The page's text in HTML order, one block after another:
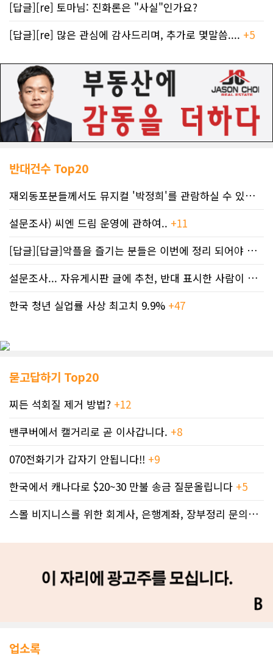
[답글][re] 토마님: 진화론은 "사실"인가요?
[답글][re] 많은 관심에 감사드리며, 추가로 몇말씀.... +5
반대건수 Top20
재외동포분들께서도 뮤지컬 '박정희'를 관람하실 수 있도록 노력하겠습니..
설문조사) 씨엔 드림 운영에 관하여.. +11
[답글][답글]악플을 즐기는 분들은 이번에 정리 되어야 합니다.
설문조사... 자유게시판 글에 추천, 반대 표시한 사람이 누구인지 명단..
한국 청년 실업률 사상 최고치 9.9% +47
묻고답하기 Top20
찌든 석회질 제거 방법? +12
밴쿠버에서 캘거리로 곧 이사갑니다. +8
070전화기가 갑자기 안됩니다!! +9
한국에서 캐나다로 $20~30 만불 송금 질문올립니다 +5
스몰 비지니스를 위한 회계사, 은행계좌, 장부정리 문의드립니다.
업소록